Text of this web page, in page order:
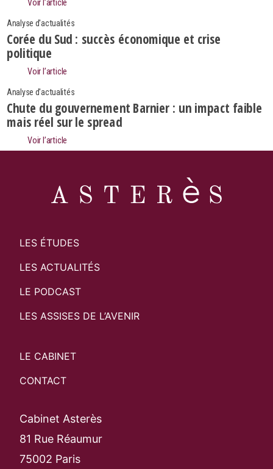
Voir l’article
Analyse d'actualités
Corée du Sud : succès économique et crise
politique
Voir l’article
Analyse d'actualités
Chute du gouvernement Barnier : un impact faible
mais réel sur le spread
Voir l’article
LES ÉTUDES
LES ACTUALITÉS
LE PODCAST
LES ASSISES DE L’AVENIR
LE CABINET
CONTACT
Cabinet Asterès
81 Rue Réaumur
75002 Paris
Search